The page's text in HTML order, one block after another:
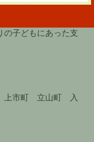
未満の子どもに関す
子どもにあった支
市町 立山町 入